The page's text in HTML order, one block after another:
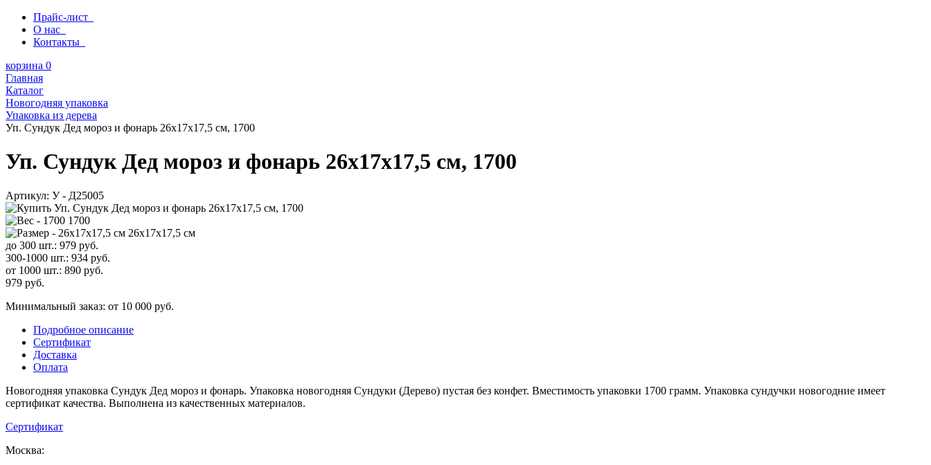
Прайс-лист
О нас
Контакты
корзина 0
Главная
Каталог
Новогодняя упаковка
Упаковка из дерева
Уп. Сундук Дед мороз и фонарь 26х17х17,5 см, 1700
Уп. Сундук Дед мороз и фонарь 26х17х17,5 см, 1700
Артикул: У - Д25005
1700
26х17х17,5 см
до 300 шт.: 979 руб.
300-1000 шт.: 934 руб.
от 1000 шт.: 890 руб.
979 руб.
Минимальный заказ: от 10 000 руб.
Подробное описание
Сертификат
Доставка
Оплата
Новогодняя упаковка Сундук Дед мороз и фонарь. Упаковка новогодняя Сундуки (Дерево) пустая без конфет. Вместимость упаковки 1700 грамм. Упаковка сундучки новогодние имеет
сертификат качества. Выполнена из качественных материалов.
Сертификат
Москва: